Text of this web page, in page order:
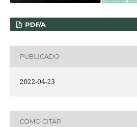
PDF/A
PUBLICADO
2022-04-23
COMO CITAR